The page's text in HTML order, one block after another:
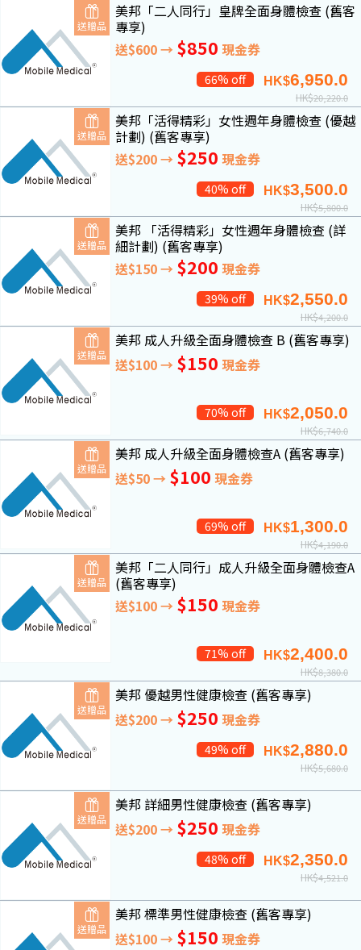
送贈品
美邦「二人同行」皇牌全面身體檢查 (舊客
專享)
送$600 → $850 現金券
66% off HK$6,950.0
HK$20,220.0
送贈品
美邦「活得精彩」女性週年身體檢查 (優越
計劃) (舊客專享)
送$200 → $250 現金券
40% off HK$3,500.0
HK$5,800.0
送贈品
美邦 「活得精彩」女性週年身體檢查 (詳
細計劃) (舊客專享)
送$150 → $200 現金券
39% off HK$2,550.0
HK$4,200.0
送贈品
美邦 成人升級全面身體檢查 B (舊客專享)
送$100 → $150 現金券
70% off HK$2,050.0
HK$6,740.0
送贈品
美邦 成人升級全面身體檢查A (舊客專享)
送$50 → $100 現金券
69% off HK$1,300.0
HK$4,190.0
送贈品
美邦「二人同行」成人升級全面身體檢查A
(舊客專享)
送$100 → $150 現金券
71% off HK$2,400.0
HK$8,380.0
送贈品
美邦 優越男性健康檢查 (舊客專享)
送$200 → $250 現金券
49% off HK$2,880.0
HK$5,680.0
送贈品
美邦 詳細男性健康檢查 (舊客專享)
送$200 → $250 現金券
48% off HK$2,350.0
HK$4,521.0
送贈品
美邦 標準男性健康檢查 (舊客專享)
送$100 → $150 現金券